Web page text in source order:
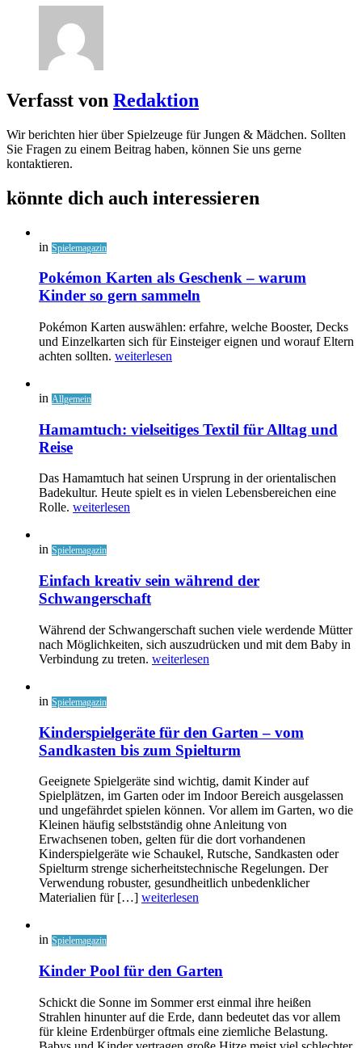
Verfasst von Redaktion
Wir berichten hier über Spielzeuge für Jungen & Mädchen. Sollten
Sie Fragen zu einem Beitrag haben, können Sie uns gerne
kontaktieren.
könnte dich auch interessieren
in Spielemagazin
Pokémon Karten als Geschenk – warum
Kinder so gern sammeln
Pokémon Karten auswählen: erfahre, welche Booster, Decks
und Einzelkarten sich für Einsteiger eignen und worauf Eltern
achten sollten. weiterlesen
in Allgemein
Hamamtuch: vielseitiges Textil für Alltag und
Reise
Das Hamamtuch hat seinen Ursprung in der orientalischen
Badekultur. Heute spielt es in vielen Lebensbereichen eine
Rolle. weiterlesen
in Spielemagazin
Einfach kreativ sein während der
Schwangerschaft
Während der Schwangerschaft suchen viele werdende Mütter
nach Möglichkeiten, sich auszudrücken und mit dem Baby in
Verbindung zu treten. weiterlesen
in Spielemagazin
Kinderspielgeräte für den Garten – vom
Sandkasten bis zum Spielturm
Geeignete Spielgeräte sind wichtig, damit Kinder auf
Spielplätzen, im Garten oder im Indoor Bereich ausgelassen
und ungefährdet spielen können. Vor allem im Garten, wo die
Kleinen häufig selbstständig ohne Anleitung von
Erwachsenen toben, gelten für die dort vorhandenen
Kinderspielgeräte wie Schaukel, Rutsche, Sandkasten oder
Spielturm strenge sicherheitstechnische Regelungen. Der
Verwendung robuster, gesundheitlich unbedenklicher
Materialien für […] weiterlesen
in Spielemagazin
Kinder Pool für den Garten
Schickt die Sonne im Sommer erst einmal ihre heißen
Strahlen hinunter auf die Erde, dann bedeutet das vor allem
für kleine Erdenbürger oftmals eine ziemliche Belastung.